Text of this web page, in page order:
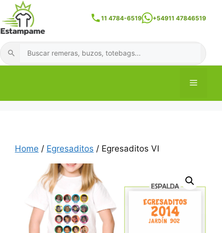
Skip
to
content
Buscar
11 4784-6519 +54911 47846519
Menu
Home / Egresaditos / Egresaditos VI